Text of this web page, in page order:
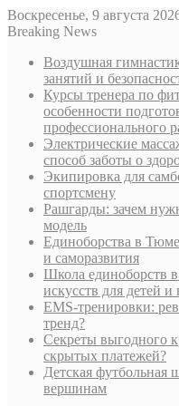
Воскресенье, 9 августа
Breaking News
Воздушная
занятий и
Курсы тренера по
особенности
профессионального
Электрические
способ заботы о
Экипировка для
спортсмену
Рашгарды: зачем
модель
Единоборства в
и саморазвития
Школа единоборств
искусств для детей и
EMS-тренировки:
тренд?
Секреты выгодного
скрытых платежей?
Детская футбольная
вершинам